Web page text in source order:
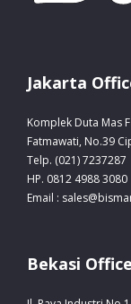
Jakarta
Komplek Duta Mas
Fatmawati, No.39
Telp. (021) 7237287
HP. 0812 4988 3080
Email :
Bekasi Office